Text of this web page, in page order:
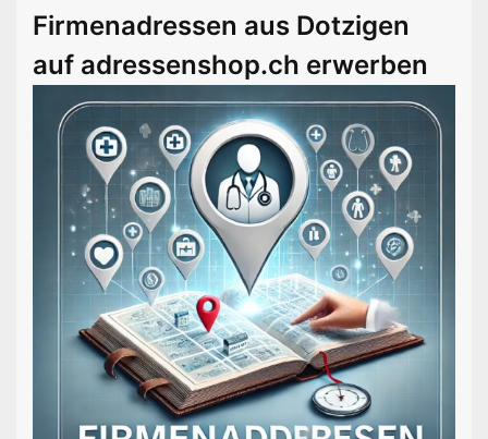
Firmenadressen aus Dotzigen
auf adressenshop.ch erwerben